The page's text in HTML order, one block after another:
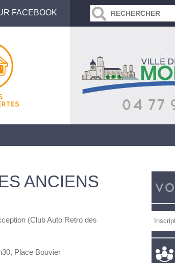
FACEBOOK
ANCIENS
(Club Auto Retro des
Place Bouvier